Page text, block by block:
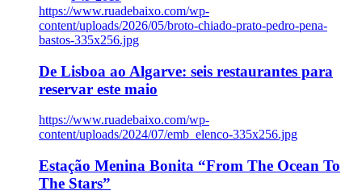
https://www.ruadebaixo.com/wp-
content/uploads/2026/05/broto-chiado-prato-pedro-pena-
bastos-335x256.jpg
De Lisboa ao Algarve: seis restaurantes para
reservar este maio
https://www.ruadebaixo.com/wp-
content/uploads/2024/07/emb_elenco-335x256.jpg
Estação Menina Bonita “From The Ocean To
The Stars”